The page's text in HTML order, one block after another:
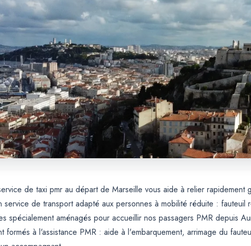
de taxi pmr au départ de Marseille vous aide à relier
service de transport adapté aux personnes à mobilité réduite : fauteuil
spécialement aménagés pour accueillir nos passagers PMR depuis
formés à l'assistance PMR : aide à l'embarquement, arrimage du